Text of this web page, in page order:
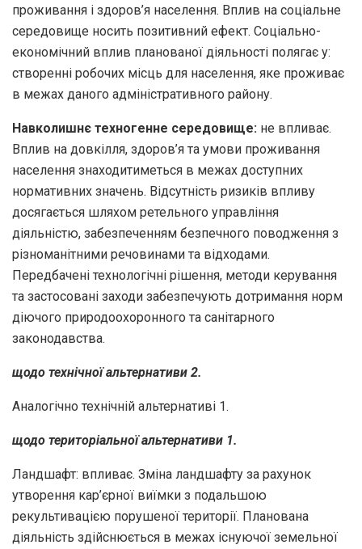
проживання і здоров’я населення. Вплив на соціальне
середовище носить позитивний ефект. Соціально-
економічний вплив планованої діяльності полягає у:
створенні робочих місць для населення, яке проживає
в межах даного адміністративного району.
Навколишнє техногенне середовище: не впливає.
Вплив на довкілля, здоров’я та умови проживання
населення знаходитиметься в межах доступних
нормативних значень. Відсутність ризиків впливу
досягається шляхом ретельного управління
діяльністю, забезпеченням безпечного поводження з
різноманітними речовинами та відходами.
Передбачені технологічні рішення, методи керування
та застосовані заходи забезпечують дотримання норм
діючого природоохоронного та санітарного
законодавства.
щодо технічної альтернативи 2.
Аналогічно технічній альтернативі 1.
щодо територіальної альтернативи 1.
Ландшафт: впливає. Зміна ландшафту за рахунок
утворення кар’єрної виїмки з подальшою
рекультивацією порушеної території. Планована
діяльність здійснюється в межах існуючої земельної